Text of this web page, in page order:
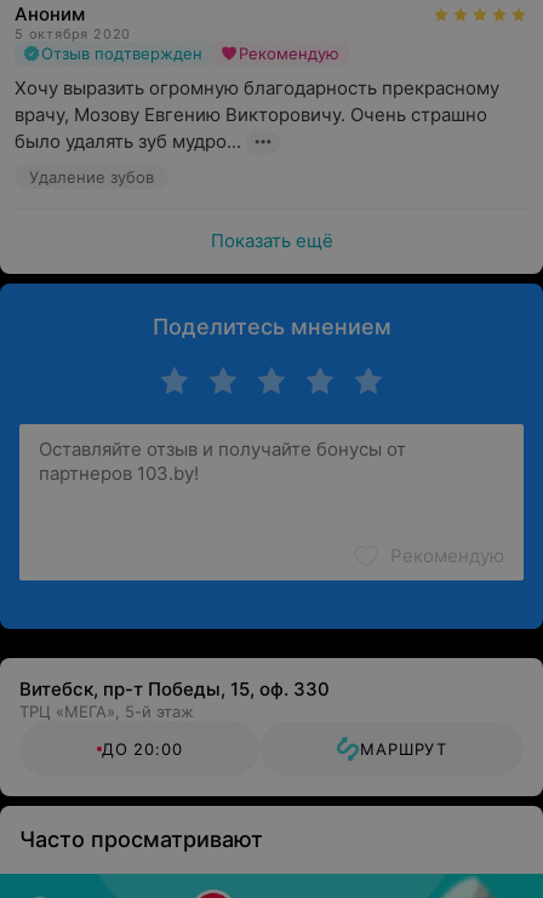
Аноним
5 октября 2020
Отзыв подтвержден Рекомендую
Хочу выразить огромную благодарность прекрасному
врачу, Мозову Евгению Викторовичу. Очень страшно
было удалять зуб мудро...
Удаление зубов
Показать ещё
Поделитесь мнением
Рекомендую
Витебск, пр-т Победы, 15, оф. 330
ТРЦ «МЕГА», 5-й этаж
ДО 20:00
МАРШРУТ
Часто просматривают